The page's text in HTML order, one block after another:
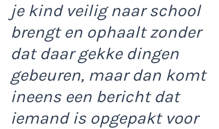
je kind veilig naar school
brengt en ophaalt zonder
dat daar gekke dingen
gebeuren, maar dan komt
ineens een bericht dat
iemand is opgepakt voor